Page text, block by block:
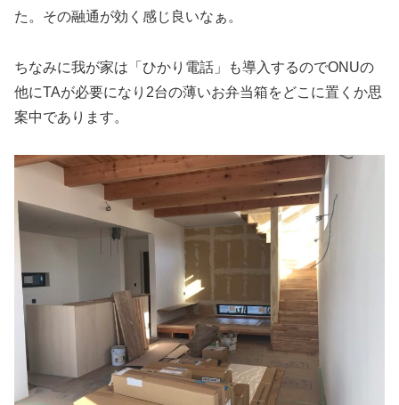
た。その融通が効く感じ良いなぁ。
ちなみに我が家は「ひかり電話」も導入するのでONUの
他にTAが必要になり2台の薄いお弁当箱をどこに置くか思
案中であります。